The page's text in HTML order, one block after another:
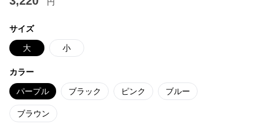
サイズ
大 小
カラー
パープル ブラック ピンク ブルー
ブラウン